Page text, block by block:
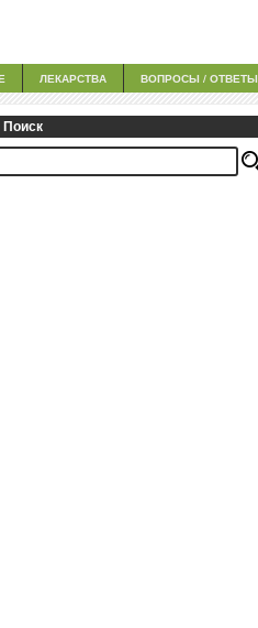
ЛЕКАРСТВА ВОПРОСЫ / ОТВЕТЫ
Поиск